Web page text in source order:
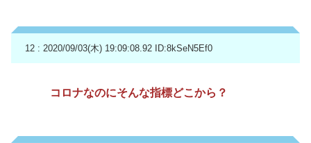
12 : 2020/09/03(木) 19:09:08.92 ID:8kSeN5Ef0
コロナなのにそんな指標どこから？